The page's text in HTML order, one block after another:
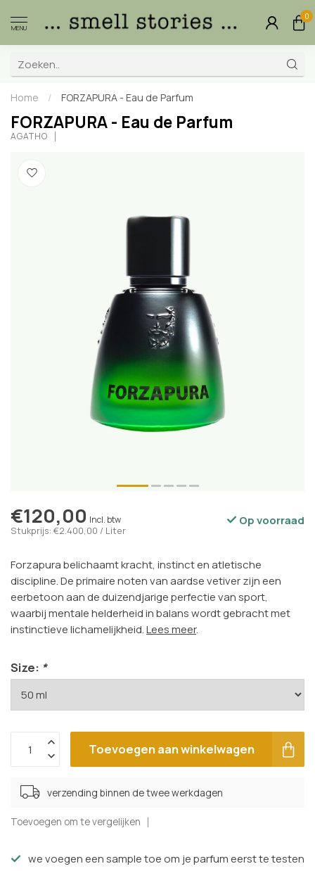
MENU
0
Home / FORZAPURA - Eau de Parfum
FORZAPURA - Eau de Parfum
AGATHO
€120,00 Incl. btw
Stukprijs: €2.400,00 / Liter
Op voorraad
Forzapura belichaamt kracht, instinct en atletische
discipline. De primaire noten van aardse vetiver zijn een
eerbetoon aan de duizendjarige perfectie van sport,
waarbij mentale helderheid in balans wordt gebracht met
instinctieve lichamelijkheid.Lees meer.
Size: *
Toevoegen aan winkelwagen
verzending binnen de twee werkdagen
Toevoegen om te vergelijken
we voegen een sample toe om je parfum eerst te testen